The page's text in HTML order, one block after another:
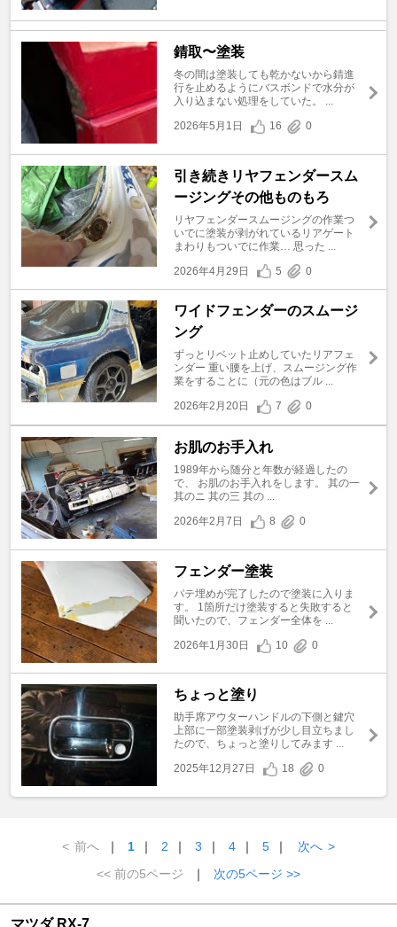
錆取〜塗装
冬の間は塗装しても乾かないから錆進
行を止めるようにバスボンドで水分が
入り込まない処理をしていた。 ...
2026年5月1日
16 0
引き続きリヤフェンダースム
ージングその他ものもろ
リヤフェンダースムージングの作業つ
いでに塗装が剥がれているリアゲート
まわりもついでに作業… 思った ...
2026年4月29日
5 0
ワイドフェンダーのスムージ
ング
ずっとリベット止めしていたリアフェ
ンダー 重い腰を上げ、スムージング作
業をすることに（元の色はブル ...
2026年2月20日
7 0
お肌のお手入れ
1989年から随分と年数が経過したの
で、 お肌のお手入れをします。 其の一
其のニ 其の三 其の ...
2026年2月7日
8 0
フェンダー塗装
パテ埋めが完了したので塗装に入りま
す。 1箇所だけ塗装すると失敗すると
聞いたので、フェンダー全体を ...
2026年1月30日
10 0
ちょっと塗り
助手席アウターハンドルの下側と鍵穴
上部に一部塗装剥げが少し目立ちまし
たので、ちょっと塗りしてみます ...
2025年12月27日
18 0
< 前へ ｜ 1 ｜ 2 ｜ 3 ｜ 4 ｜ 5 ｜ 次へ >
<< 前の5ページ
｜ 次の5ページ >>
マツダ RX-7